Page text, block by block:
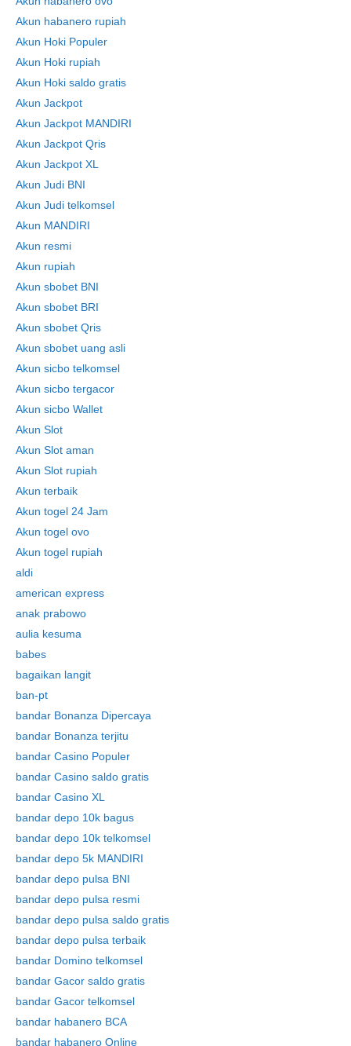
Akun habanero rupiah
Akun Hoki Populer
Akun Hoki rupiah
Akun Hoki saldo gratis
Akun Jackpot
Akun Jackpot MANDIRI
Akun Jackpot Qris
Akun Jackpot XL
Akun Judi BNI
Akun Judi telkomsel
Akun MANDIRI
Akun resmi
Akun rupiah
Akun sbobet BNI
Akun sbobet BRI
Akun sbobet Qris
Akun sbobet uang asli
Akun sicbo telkomsel
Akun sicbo tergacor
Akun sicbo Wallet
Akun Slot
Akun Slot aman
Akun Slot rupiah
Akun terbaik
Akun togel 24 Jam
Akun togel ovo
Akun togel rupiah
aldi
american express
anak prabowo
aulia kesuma
babes
bagaikan langit
ban-pt
bandar Bonanza Dipercaya
bandar Bonanza terjitu
bandar Casino Populer
bandar Casino saldo gratis
bandar Casino XL
bandar depo 10k bagus
bandar depo 10k telkomsel
bandar depo 5k MANDIRI
bandar depo pulsa BNI
bandar depo pulsa resmi
bandar depo pulsa saldo gratis
bandar depo pulsa terbaik
bandar Domino telkomsel
bandar Gacor saldo gratis
bandar Gacor telkomsel
bandar habanero BCA
bandar habanero Online